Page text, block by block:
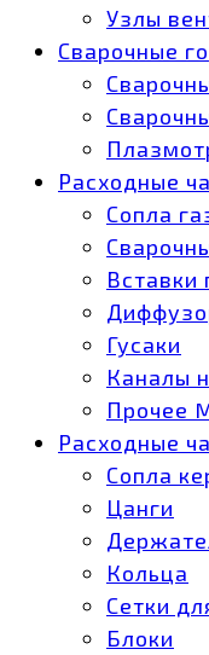
Узлы
Сварочные
Расходные
Сопла
Вставки
Гусаки
Каналы
Прочее
Расходные
Сопла
Цанги
Кольца
Сетки
Блоки